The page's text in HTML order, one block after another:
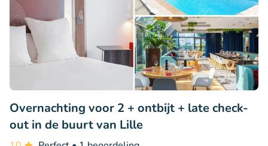
Overnachting voor 2 + ontbijt + late check-
out in de buurt van Lille